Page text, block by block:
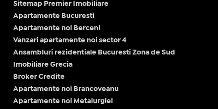
Sitemap Premier Imobiliare
Apartamente Bucuresti
Apartamente noi Berceni
Vanzari apartamente noi sector 4
Ansambluri rezidentiale Bucuresti Zona de Sud
Imobiliare Grecia
Broker Credite
Apartamente noi Brancoveanu
Apartamente noi Metalurgiei